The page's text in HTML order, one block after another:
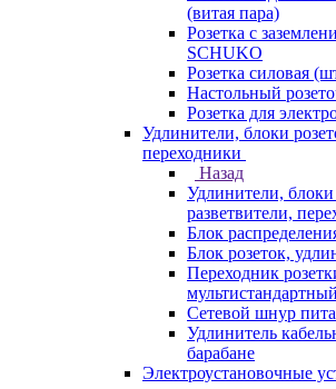
(витая пара)
Розетка с
SCHUKO
Розетка силовая
Настольный
Розетка для
Удлинители, блоки
переходники
Назад
Удлинители, блоки
разветвители,
Блок
Блок розеток,
Переходник
мультистандартный
Сетевой шнур
Удлинитель
барабане
Электроустановочные